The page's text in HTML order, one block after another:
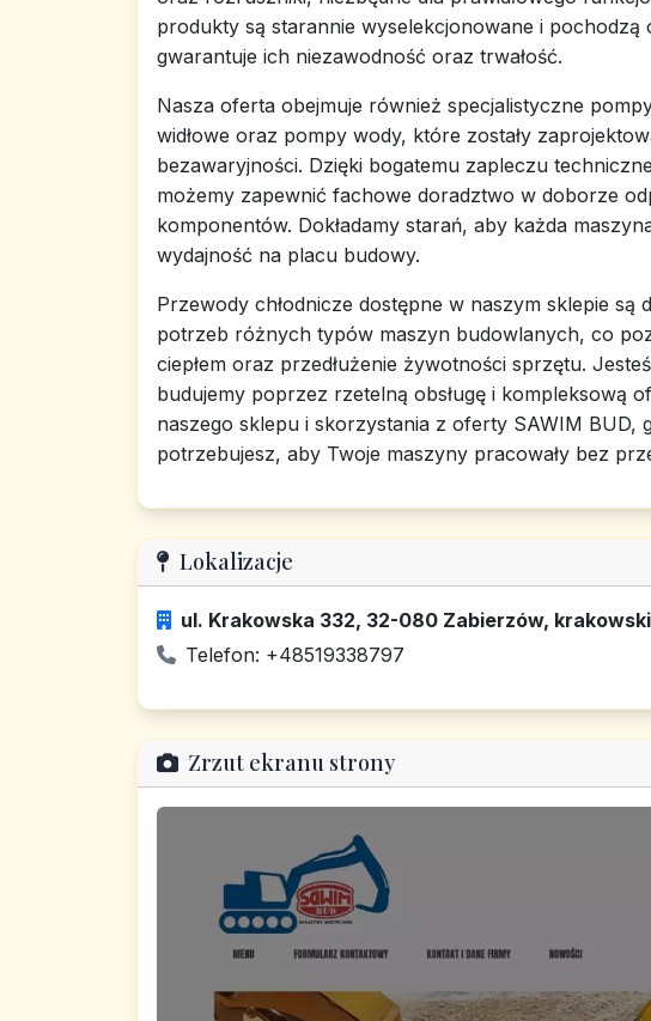
produkty są starannie wyselekcjonowane i
gwarantuje ich niezawodność oraz trwałość.
Nasza oferta obejmuje również specjalistyczne
widłowe oraz pompy wody, które zostały
bezawaryjności. Dzięki bogatemu zapleczu
możemy zapewnić fachowe doradztwo w doborze
komponentów. Dokładamy starań, aby każda
wydajność na placu budowy.
Przewody chłodnicze dostępne w naszym sklepie
potrzeb różnych typów maszyn budowlanych, co
ciepłem oraz przedłużenie żywotności sprzętu.
budujemy poprzez rzetelną obsługę i kompleksową
naszego sklepu i skorzystania z oferty SAWIM BUD,
potrzebujesz, aby Twoje maszyny pracowały bez
Lokalizacje
ul. Krakowska 332, 32-080 Zabierzów,
Telefon: +48519338797
Zrzut ekranu strony